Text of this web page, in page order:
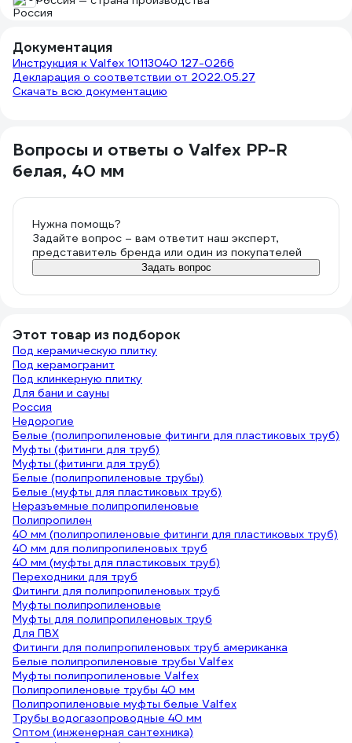
Документация
Инструкция к Valfex 10113040 127-0266
Декларация о соответствии от 2022.05.27
Скачать всю документацию
Вопросы и ответы о Valfex PP-R
белая, 40 мм
Нужна помощь?
Задайте вопрос – вам ответит наш эксперт,
представитель бренда или один из покупателей
Задать вопрос
Этот товар из подборок
Под керамическую плитку
Под керамогранит
Под клинкерную плитку
Для бани и сауны
Россия
Недорогие
Белые (полипропиленовые фитинги для пластиковых труб)
Муфты (фитинги для труб)
Муфты (фитинги для труб)
Белые (полипропиленовые трубы)
Белые (муфты для пластиковых труб)
Неразъемные полипропиленовые
Полипропилен
40 мм (полипропиленовые фитинги для пластиковых труб)
40 мм для полипропиленовых труб
40 мм (муфты для пластиковых труб)
Переходники для труб
Фитинги для полипропиленовых труб
Муфты полипропиленовые
Муфты для полипропиленовых труб
Для ПВХ
Фитинги для полипропиленовых труб американка
Белые полипропиленовые трубы Valfex
Муфты полипропиленовые Valfex
Полипропиленовые трубы 40 мм
Полипропиленовые муфты белые Valfex
Трубы водогазопроводные 40 мм
Оптом (инженерная сантехника)